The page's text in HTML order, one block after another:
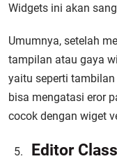
Widgets ini akan
Umumnya, setelah
tampilan atau gaya
yaitu seperti
bisa mengatasi eror
cocok dengan wiget
Editor